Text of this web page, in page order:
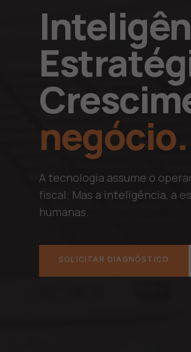
negócio.
A tecnologia assume o
fiscal. Mas a inteligência, a
humanas.
SOLICITAR DIAGNÓSTICO